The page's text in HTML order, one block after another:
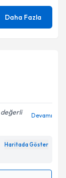
Daha Fazla
Devamı
Haritada Göster